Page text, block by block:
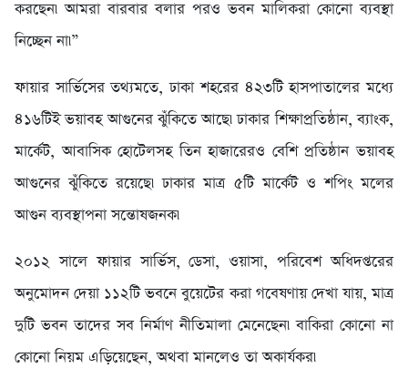
করছেন৷ আমরা বারবার বলার পরও ভবন মালিকরা কোনো ব্যবস্থা
নিচ্ছেন না৷”
ফায়ার সার্ভিসের তথ্যমতে, ঢাকা শহরের ৪২৩টি হাসপাতালের মধ্যে
৪১৬টিই ভয়াবহ আগুনের ঝুঁকিতে আছে৷ ঢাকার শিক্ষাপ্রতিষ্ঠান, ব্যাংক,
মার্কেট, আবাসিক হোটেলসহ তিন হাজারেরও বেশি প্রতিষ্ঠান ভয়াবহ
আগুনের ঝুঁকিতে রয়েছে৷ ঢাকার মাত্র ৫টি মার্কেট ও শপিং মলের
আগুন ব্যবস্থাপনা সন্তোষজনক৷
২০১২ সালে ফায়ার সার্ভিস, ডেসা, ওয়াসা, পরিবেশ অধিদপ্তরের
অনুমোদন দেয়া ১১২টি ভবনে বুয়েটের করা গবেষণায় দেখা যায়, মাত্র
দুটি ভবন তাদের সব নির্মাণ নীতিমালা মেনেছেন৷ বাকিরা কোনো না
কোনো নিয়ম এড়িয়েছেন, অথবা মানলেও তা অকার্যকর৷